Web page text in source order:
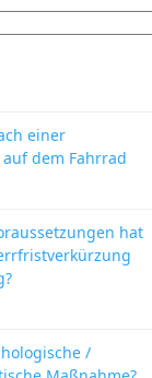
einer
dem Fahrrad
hat
/